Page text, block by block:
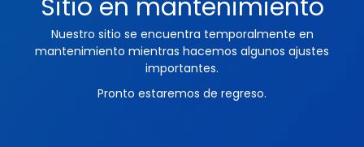
Sitio en mantenimiento
Nuestro sitio se encuentra temporalmente en
mantenimiento mientras hacemos algunos ajustes
importantes.
Pronto estaremos de regreso.